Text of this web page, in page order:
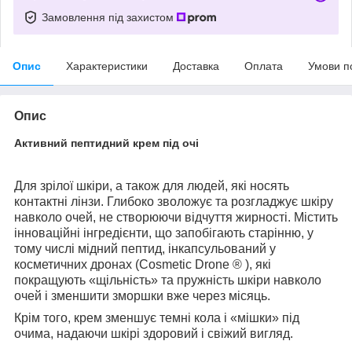
Замовлення під захистом
Опис Характеристики Доставка Оплата Умови
Опис
Активний пептидний крем під очі
Для зрілої шкіри, а також для людей, які носять
контактні лінзи. Глибоко зволожує та розгладжує шкіру
навколо очей, не створюючи відчуття жирності. Містить
інноваційні інгредієнти, що запобігають старінню, у
тому числі мідний пептид, інкапсульований у
косметичних дронах (Cosmetic Drone ® ), які
покращують «щільність» та пружність шкіри навколо
очей і зменшити зморшки вже через місяць.
Крім того, крем зменшує темні кола і «мішки» під
очима, надаючи шкірі здоровий і свіжий вигляд.